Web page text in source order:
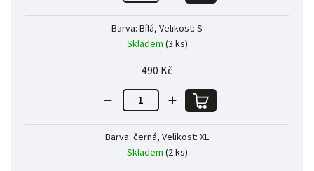
Barva: Bílá, Velikost: S
Skladem (3 ks)
490 Kč
Barva: černá, Velikost: XL
Skladem (2 ks)